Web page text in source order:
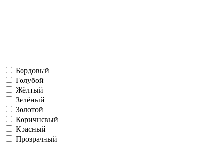
Бордовый
Голубой
Жёлтый
Зелёный
Золотой
Коричневый
Красный
Прозрачный